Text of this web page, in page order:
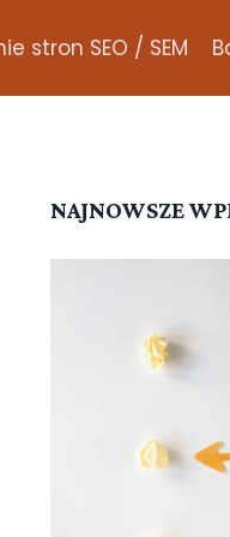
stron SEO / SEM
NAJNOWSZE